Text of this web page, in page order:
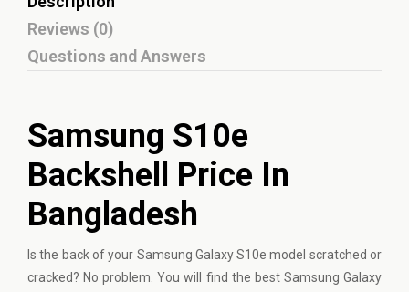
Reviews (0)
Questions and Answers
Samsung S10e
Backshell Price In
Bangladesh
Is the back of your Samsung Galaxy S10e model scratched or
cracked? No problem. You will find the best Samsung Galaxy